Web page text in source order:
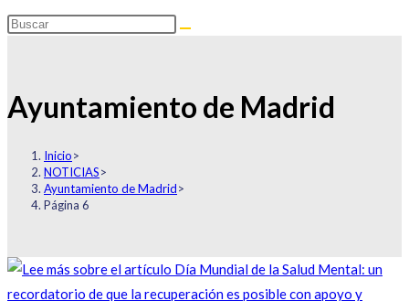
Ayuntamiento de Madrid
Inicio>
NOTICIAS>
Ayuntamiento de Madrid>
Página 6